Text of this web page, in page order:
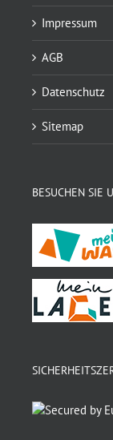
Impressum
AGB
Datenschutz
Sitemap
BESUCHEN SIE